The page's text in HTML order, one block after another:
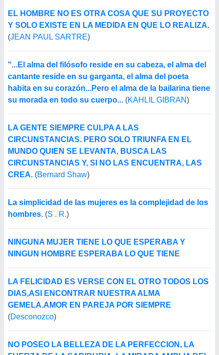
EL HOMBRE NO ES OTRA COSA QUE SU PROYECTO
Y SOLO EXISTE EN LA MEDIDA EN QUE LO REALIZA.
(JEAN PAUL SARTRE)
"...El alma del filósofo reside en su cabeza, el alma del
cantante reside en su garganta, el alma del poeta
habita en su corazón...Pero el alma de la bailarina tiene
su morada en todo su cuerpo... (KAHLIL GIBRAN)
LA GENTE SIEMPRE CULPA A LAS
CIRCUNSTANCIAS. PERO SOLO TRIUNFA EN EL
MUNDO QUIEN SE LEVANTA, BUSCA LAS
CIRCUNSTANCIAS Y, SI NO LAS ENCUENTRA, LAS
CREA. (Bernard Shaw)
La simplicidad de las mujeres es la complejidad de los
hombres. (S . R.)
NINGUNA MUJER TIENE LO QUE ESPERABA Y
NINGUN HOMBRE ESPERABA LO QUE TIENE
LA FELICIDAD ES VERSE CON EL OTRO TODOS LOS
DIAS,ASI ENCONTRAR NUESTRA ALMA
GEMELA.AMOR EN PAREJA POR SIEMPRE
(Desconozco)
NO POSEO LA BELLEZA DE LA PERFECCION, LA